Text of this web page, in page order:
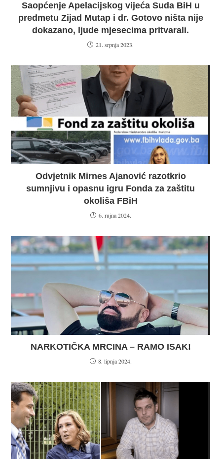
Saopćenje Apelacijskog vijeća Suda BiH u
predmetu Zijad Mutap i dr. Gotovo ništa nije
dokazano, ljude mjesecima pritvarali.
21. srpnja 2023.
Odvjetnik Mirnes Ajanović razotkrio
sumnjivu i opasnu igru Fonda za zaštitu
okoliša FBiH
6. rujna 2024.
NARKOTIČKA MRCINA – RAMO ISAK!
8. lipnja 2024.